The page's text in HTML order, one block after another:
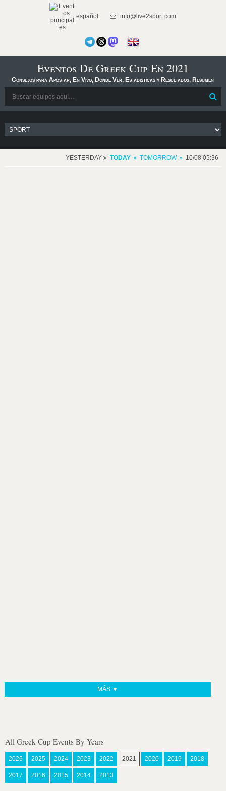
español info@live2sport.com
Eventos De Greek Cup En 2021
Consejos para Apostar, En Vivo, Dónde Ver, Estadísticas y Resultados, Resumen
YESTERDAY TODAY TOMORROW 10/08 05:36
MÁS ▼
All Greek Cup Events By Years
2026 2025 2024 2023 2022 2021 2020 2019 2018
2017 2016 2015 2014 2013